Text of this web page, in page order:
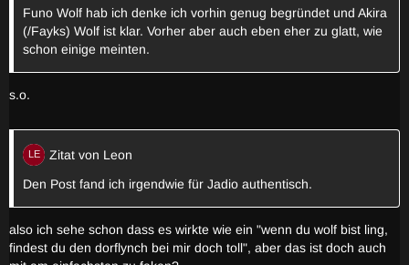
Funo Wolf hab ich denke ich vorhin genug begründet und Akira
(/Fayks) Wolf ist klar. Vorher aber auch eben eher zu glatt, wie
schon einige meinten.
s.o.
Zitat von Leon
Den Post fand ich irgendwie für Jadio authentisch.
also ich sehe schon dass es wirkte wie ein "wenn du wolf bist ling,
findest du den dorflynch bei mir doch toll", aber das ist doch auch